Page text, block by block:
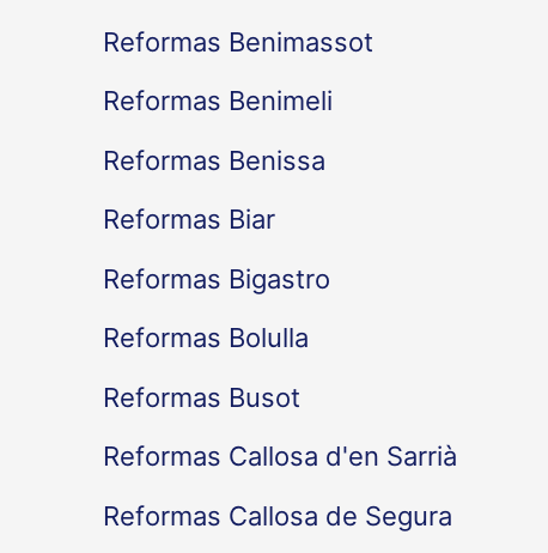
Reformas Benimassot
Reformas Benimeli
Reformas Benissa
Reformas Biar
Reformas Bigastro
Reformas Bolulla
Reformas Busot
Reformas Callosa d'en Sarrià
Reformas Callosa de Segura